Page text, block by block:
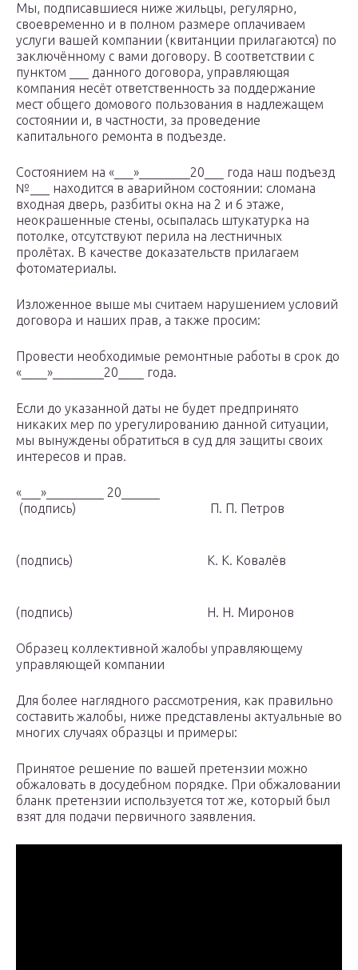
Мы, подписавшиеся ниже жильцы, регулярно,
своевременно и в полном размере оплачиваем
услуги вашей компании (квитанции прилагаются) по
заключённому с вами договору. В соответствии с
пунктом ___ данного договора, управляющая
компания несёт ответственность за поддержание
мест общего домового пользования в надлежащем
состоянии и, в частности, за проведение
капитального ремонта в подъезде.
Состоянием на «___»________20___ года наш подъезд
№___ находится в аварийном состоянии: сломана
входная дверь, разбиты окна на 2 и 6 этаже,
неокрашенные стены, осыпалась штукатурка на
потолке, отсутствуют перила на лестничных
пролётах. В качестве доказательств прилагаем
фотоматериалы.
Изложенное выше мы считаем нарушением условий
договора и наших прав, а также просим:
Провести необходимые ремонтные работы в срок до
«____»________20____ года.
Если до указанной даты не будет предпринято
никаких мер по урегулированию данной ситуации,
мы вынуждены обратиться в суд для защиты своих
интересов и прав.
«___»_________ 20______
(подпись) П. П. Петров
(подпись) К. К. Ковалёв
(подпись) Н. Н. Миронов
Образец коллективной жалобы управляющему
управляющей компании
Для более наглядного рассмотрения, как правильно
составить жалобы, ниже представлены актуальные во
многих случаях образцы и примеры:
Принятое решение по вашей претензии можно
обжаловать в досудебном порядке. При обжаловании
бланк претензии используется тот же, который был
взят для подачи первичного заявления.